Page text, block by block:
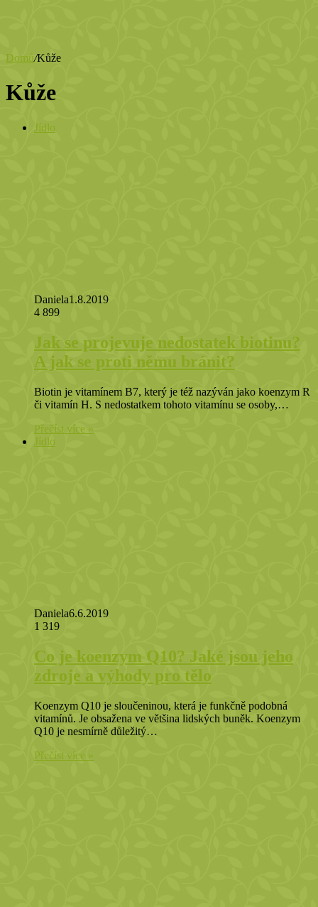
Domů/Kůže
Kůže
Jídlo
Daniela1.8.2019
4 899
Jak se projevuje nedostatek biotinu?
A jak se proti němu bránit?
Biotin je vitamínem B7, který je též nazýván jako koenzym R
či vitamín H. S nedostatkem tohoto vitamínu se osoby,…
Přečíst více »
Jídlo
Daniela6.6.2019
1 319
Co je koenzym Q10? Jaké jsou jeho
zdroje a výhody pro tělo
Koenzym Q10 je sloučeninou, která je funkčně podobná
vitamínů. Je obsažena ve většina lidských buněk. Koenzym
Q10 je nesmírně důležitý…
Přečíst více »